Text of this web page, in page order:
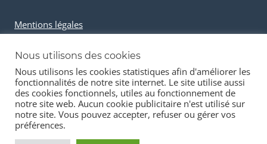
Mentions légales
Cookies et données personnelles
Nous utilisons des cookies
Nous utilisons les cookies statistiques afin d'améliorer les
fonctionnalités de notre site internet. Le site utilise aussi
des cookies fonctionnels, utiles au fonctionnement de
notre site web. Aucun cookie publicitaire n'est utilisé sur
notre site. Vous pouvez accepter, refuser ou gérer vos
préférences.